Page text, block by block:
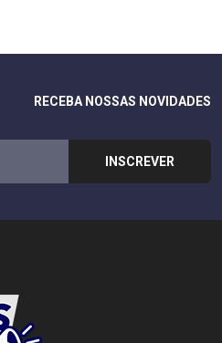
RECEBA NOSSAS NOVIDADES